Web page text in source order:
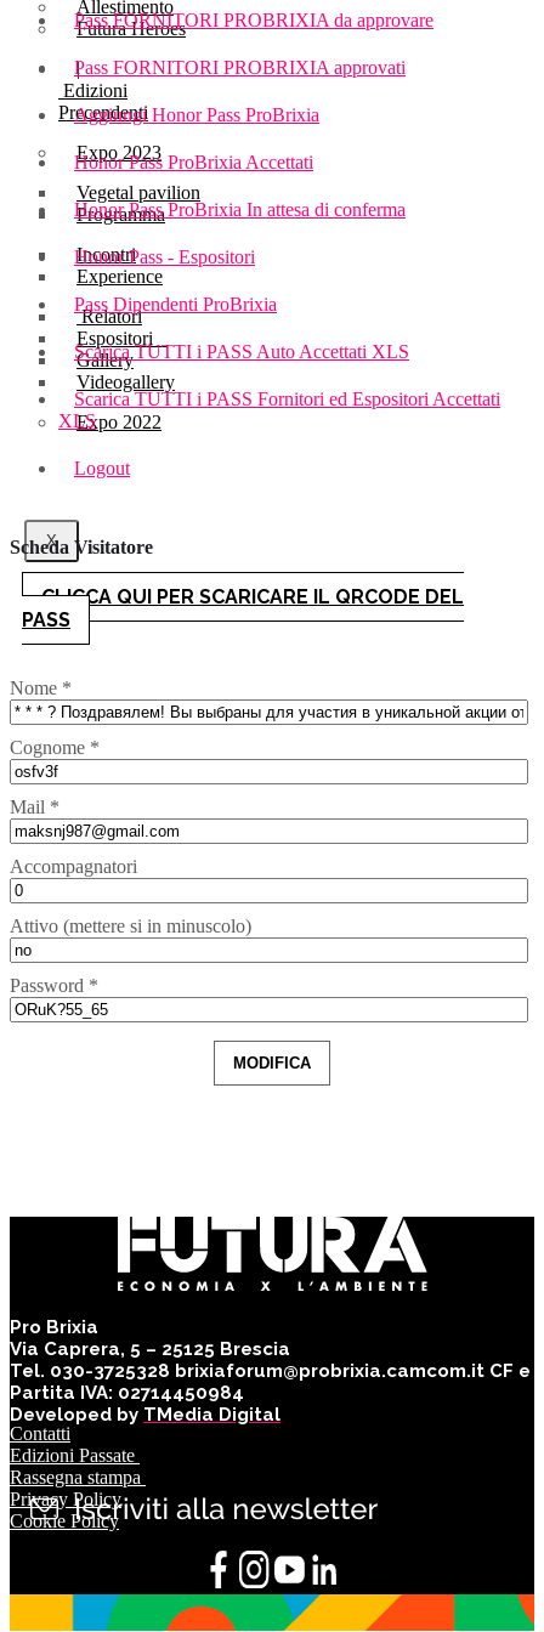
Allestimento
Futura Heroes
|
Edizioni
Precendenti
Expo 2023
Vegetal pavilion
Programma
Incontri
Experience
Relatori
Espositori
Gallery
Videogallery
Expo 2022
X
Pass FORNITORI PROBRIXIA da approvare
Pass FORNITORI PROBRIXIA approvati
Aggiungi Honor Pass ProBrixia
Honor Pass ProBrixia Accettati
Honor Pass ProBrixia In attesa di conferma
Honor Pass - Espositori
Pass Dipendenti ProBrixia
Scarica TUTTI i PASS Auto Accettati XLS
Scarica TUTTI i PASS Fornitori ed Espositori Accettati
XLS
Logout
Scheda Visitatore
CLICCA QUI PER SCARICARE IL QRCODE DEL
PASS
Nome *
Cognome *
Mail *
Accompagnatori
Attivo (mettere si in minuscolo)
Password *
MODIFICA
Pro Brixia
Via Caprera, 5 – 25125 Brescia
Tel. 030-3725328 brixiaforum@probrixia.camcom.it CF e
Partita IVA: 02714450984
Developed by TMedia Digital
Contatti
Edizioni Passate
Rassegna stampa
Privacy Policy
Cookie Policy